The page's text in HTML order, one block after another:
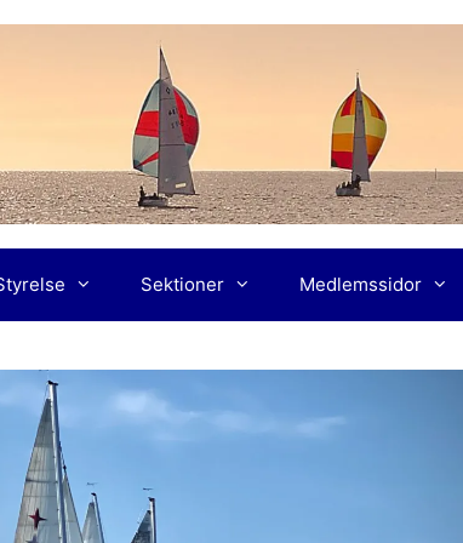
Sektioner Medlemssidor